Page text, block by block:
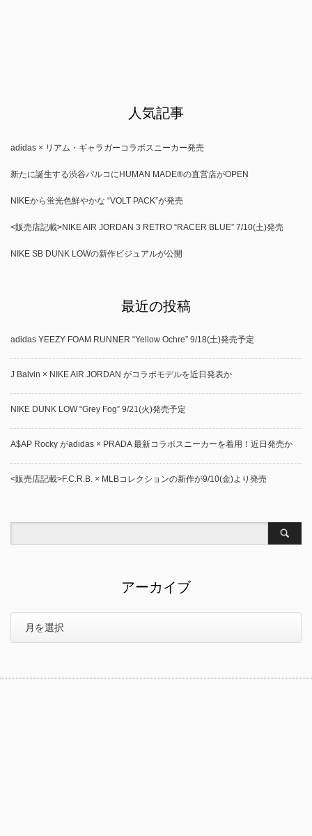
人気記事
adidas × リアム・ギャラガーコラボスニーカー発売
新たに誕生する渋谷パルコにHUMAN MADE®の直営店がOPEN
NIKEから蛍光色鮮やかな “VOLT PACK”が発売
<販売店記載>NIKE AIR JORDAN 3 RETRO “RACER BLUE” 7/10(土)発売
NIKE SB DUNK LOWの新作ビジュアルが公開
最近の投稿
adidas YEEZY FOAM RUNNER “Yellow Ochre” 9/18(土)発売予定
J Balvin × NIKE AIR JORDAN がコラボモデルを近日発表か
NIKE DUNK LOW “Grey Fog” 9/21(火)発売予定
A$AP Rocky がadidas × PRADA 最新コラボスニーカーを着用！近日発売か
<販売店記載>F.C.R.B. × MLBコレクションの新作が9/10(金)より発売
アーカイブ